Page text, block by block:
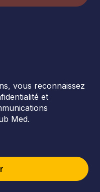
vous reconnaissez
et
Med.